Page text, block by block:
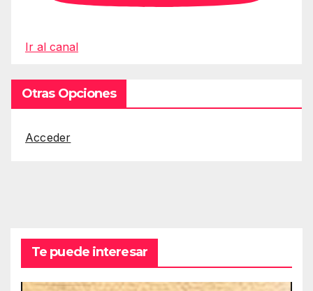
Ir al canal
Otras Opciones
Acceder
Te puede interesar